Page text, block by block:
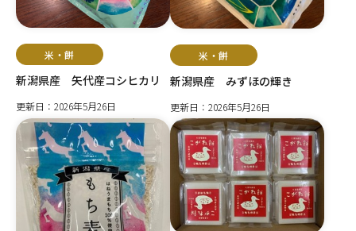
米・餅
新潟県産 矢代産コシヒカリ
更新日：2026年5月26日
米・餅
新潟県産 みずほの輝き
更新日：2026年5月26日